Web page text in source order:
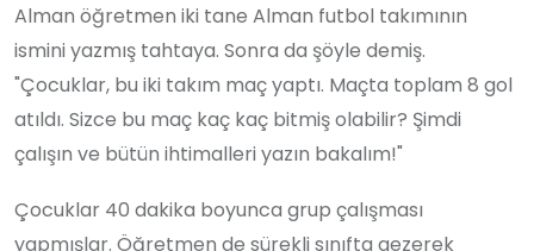
Alman öğretmen iki tane Alman futbol takımının
ismini yazmış tahtaya. Sonra da şöyle demiş.
"Çocuklar, bu iki takım maç yaptı. Maçta toplam 8 gol
atıldı. Sizce bu maç kaç kaç bitmiş olabilir? Şimdi
çalışın ve bütün ihtimalleri yazın bakalım!"
Çocuklar 40 dakika boyunca grup çalışması
yapmışlar. Öğretmen de sürekli sınıfta gezerek